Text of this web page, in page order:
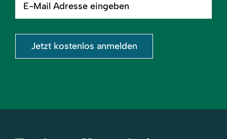
Mail
eingeben
Jetzt kostenlos anmelden